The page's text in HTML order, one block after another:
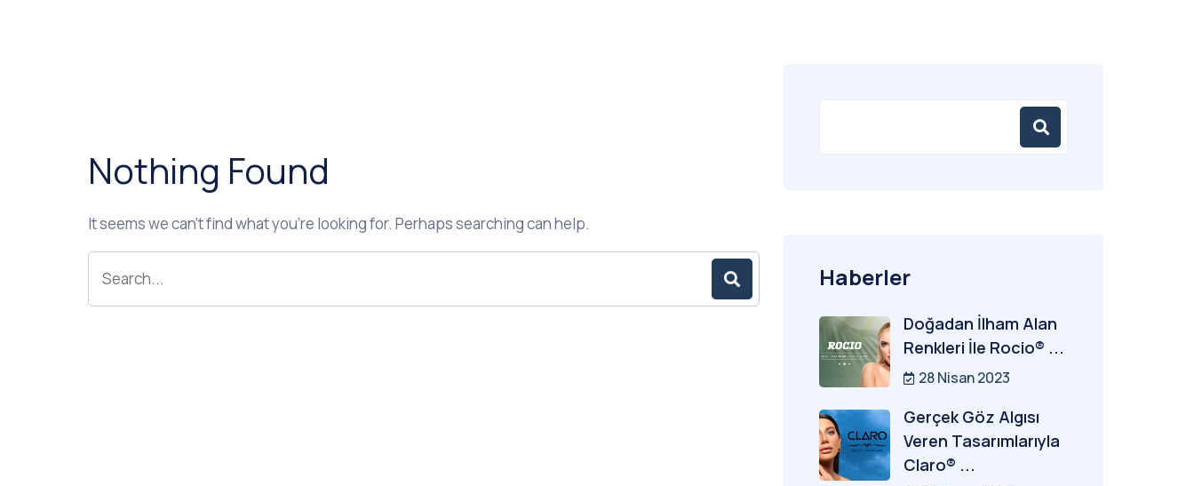
Nothing Found
It seems we can’t find what you’re looking for. Perhaps searching can help.
Haberler
Doğadan İlham Alan
Renkleri İle Rocio® ...
28 Nisan 2023
Gerçek Göz Algısı
Veren Tasarımlarıyla
Claro® ...